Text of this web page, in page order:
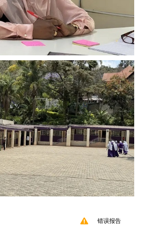
错误报告